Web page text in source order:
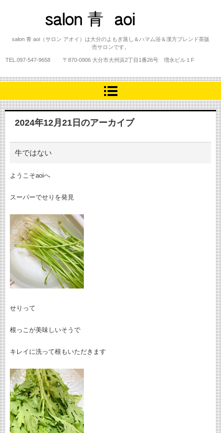
salon 青 aoi
salon 青 aoi（サロン アオイ）は大分のよもぎ蒸し＆ハマム浴＆漢方ブレンド茶販
売サロンです。
TEL. 097-547-9658 〒870-0906 大分市大州浜2丁目1番26号 増永ビル１F
2024年12月21日 のアーカイブ
牛ではない
ようこそaoiへ
スーパーでせりを発見
せりって
根っこが美味しいそうで
キレイに洗って根もいただきます